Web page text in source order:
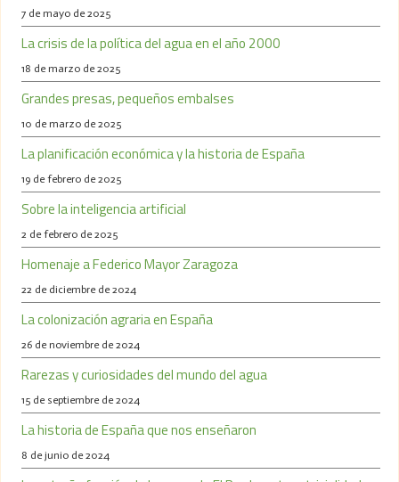
7 de mayo de 2025
La crisis de la política del agua en el año 2000
18 de marzo de 2025
Grandes presas, pequeños embalses
10 de marzo de 2025
La planificación económica y la historia de España
19 de febrero de 2025
Sobre la inteligencia artificial
2 de febrero de 2025
Homenaje a Federico Mayor Zaragoza
22 de diciembre de 2024
La colonización agraria en España
26 de noviembre de 2024
Rarezas y curiosidades del mundo del agua
15 de septiembre de 2024
La historia de España que nos enseñaron
8 de junio de 2024